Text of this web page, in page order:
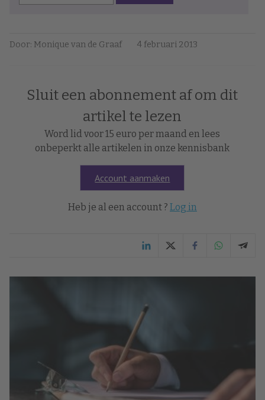
Door: Monique van de Graaf 4 februari 2013
Sluit een abonnement af om dit
artikel te lezen
Word lid voor 15 euro per maand en lees
onbeperkt alle artikelen in onze kennisbank
Account aanmaken
Heb je al een account ? Log in